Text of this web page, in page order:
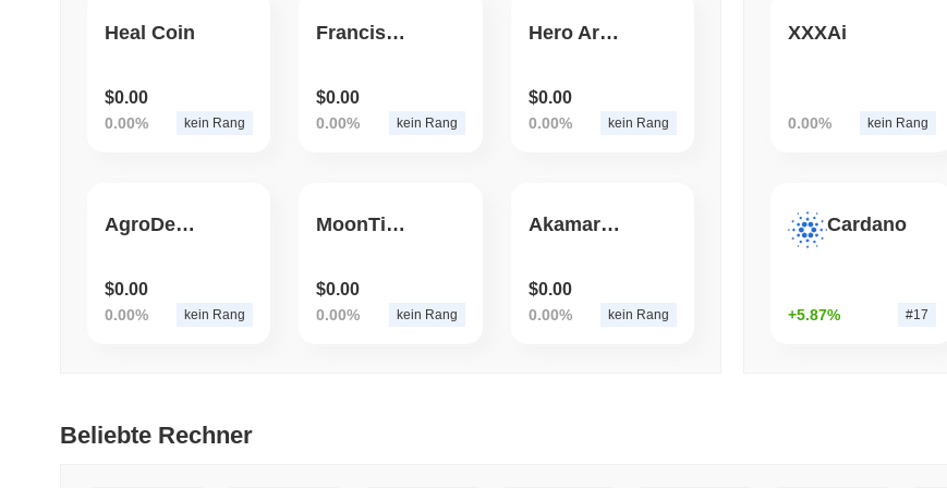
August 05 2026
Chainlink, während
Heal Coin
$0.00
0.00% kein Rang
Franciscus
$0.00
0.00% kein Rang
Hero Arena Gem
$0.00
0.00% kein Rang
AgroDeal Lab
$0.00
0.00% kein Rang
MoonTicket
$0.00
0.00% kein Rang
AkamaruInu
$0.00
0.00% kein Rang
XXXAi
0.00% kein Rang
Cardano
+5.87% #17
Beliebte Rechner